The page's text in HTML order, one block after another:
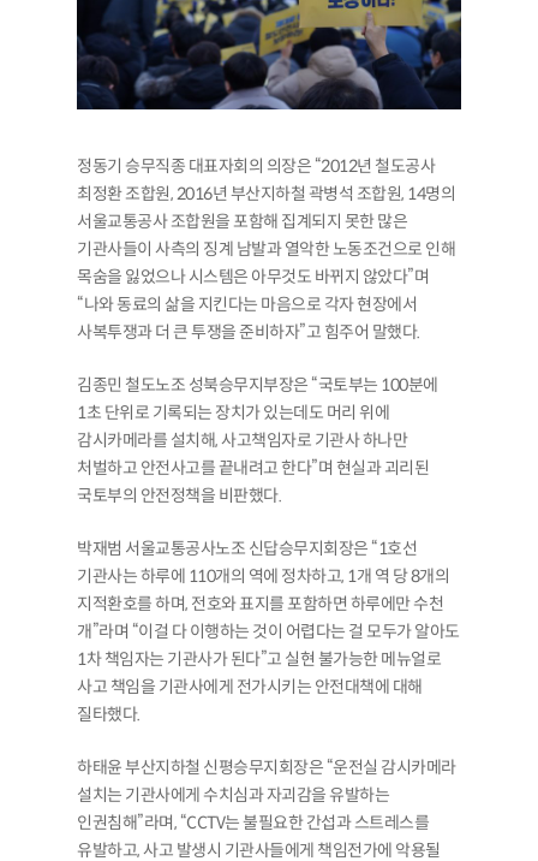
정동기 승무직종 대표자회의 의장은 “2012년 철도공사
최정환 조합원, 2016년 부산지하철 곽병석 조합원, 14명의
서울교통공사 조합원을 포함해 집계되지 못한 많은
기관사들이 사측의 징계 남발과 열악한 노동조건으로 인해
목숨을 잃었으나 시스템은 아무것도 바뀌지 않았다”며
“나와 동료의 삶을 지킨다는 마음으로 각자 현장에서
사복투쟁과 더 큰 투쟁을 준비하자”고 힘주어 말했다.
김종민 철도노조 성북승무지부장은 “국토부는 100분에
1초 단위로 기록되는 장치가 있는데도 머리 위에
감시카메라를 설치해, 사고책임자로 기관사 하나만
처벌하고 안전사고를 끝내려고 한다”며 현실과 괴리된
국토부의 안전정책을 비판했다.
박재범 서울교통공사노조 신답승무지회장은 “1호선
기관사는 하루에 110개의 역에 정차하고, 1개 역 당 8개의
지적환호를 하며, 전호와 표지를 포함하면 하루에만 수천
개”라며 “이걸 다 이행하는 것이 어렵다는 걸 모두가 알아도
1차 책임자는 기관사가 된다”고 실현 불가능한 메뉴얼로
사고 책임을 기관사에게 전가시키는 안전대책에 대해
질타했다.
하태윤 부산지하철 신평승무지회장은 “운전실 감시카메라
설치는 기관사에게 수치심과 자괴감을 유발하는
인권침해”라며, “CCTV는 불필요한 간섭과 스트레스를
유발하고, 사고 발생시 기관사들에게 책임전가에 악용될